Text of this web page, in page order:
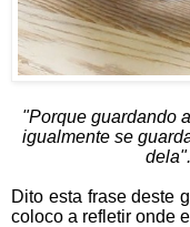
"Porque guardando
igualmente se
dela".
Dito esta frase deste
coloco a refletir onde